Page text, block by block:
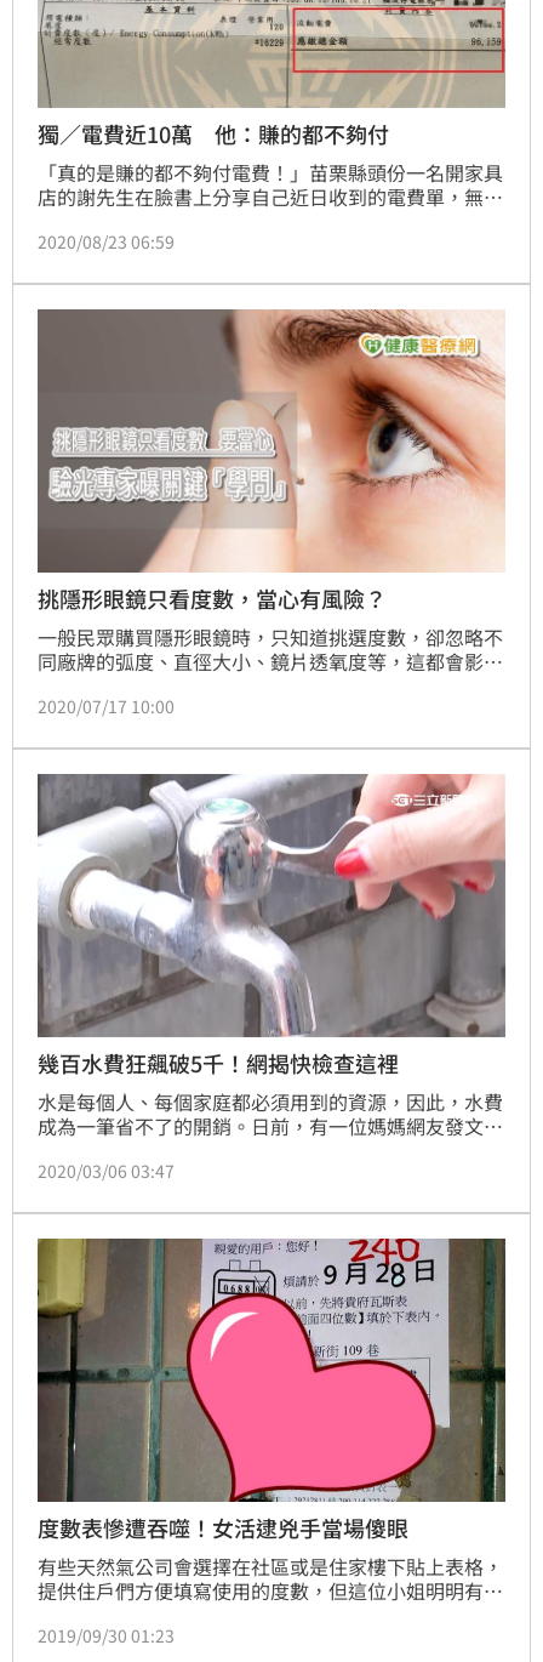
獨／電費近10萬 他：賺的都不夠付
「真的是賺的都不夠付電費！」苗栗縣頭份一名開家具
店的謝先生在臉書上分享自己近日收到的電費單，無奈
度，應繳費用為9萬6千多元，讓他不解到底是怎麼一回
一個月，收到這電費帳單真的是傻了，直呼費用是店租
金的3倍，賺到的錢都還不夠拿來付。
2020/08/23 06:59
挑隱形眼鏡只看度數，當心有風險？
一般民眾購買隱形眼鏡時，只知道挑選度數，卻忽略不
同廠牌的弧度、直徑大小、鏡片透氧度等，這都會影響
全國聯合會理事長許正格表示，配戴隱形眼鏡弧度太
緊眼球，影響淚液交換，眼睛容易乾澀及缺氧，建議進
行專業驗光，才會找到真正配戴不適的原因，保護眼睛
健康。
2020/07/17 10:00
幾百水費狂飆破5千！網揭快檢查這裡
水是每個人、每個家庭都必須用到的資源，因此，水費
成為一筆省不了的開銷。日前，有一位媽媽網友發文提
之前「幾百元」的花費來說，可說是天差地遠，貼文一
飆漲的原因。
2020/03/06 03:47
度數表慘遭吞噬！女活逮兇手當場傻眼
有些天然氣公司會選擇在社區或是住家樓下貼上表格，
提供住戶們方便填寫使用的度數，但這位小姐明明有按
常不高興「我很不服氣我明明就有填…」，深感納悶的
2019/09/30 01:23